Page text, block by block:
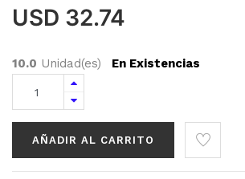
USD 32.74
10.0 Unidad(es) En Existencias
AÑADIR AL CARRITO